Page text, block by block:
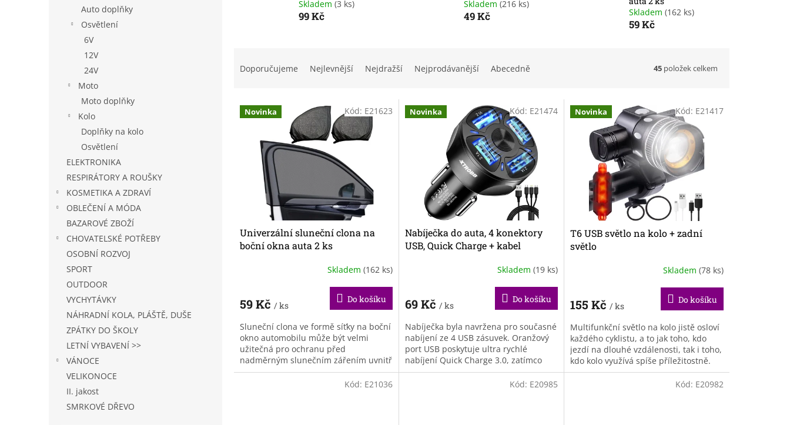
Auto doplňky
Osvětlení
6V
12V
24V
Moto
Moto doplňky
Kolo
Doplňky na kolo
Osvětlení
ELEKTRONIKA
RESPIRÁTORY A ROUŠKY
KOSMETIKA A ZDRAVÍ
OBLEČENÍ A MÓDA
BAZAROVÉ ZBOŽÍ
CHOVATELSKÉ POTŘEBY
OSOBNÍ ROZVOJ
SPORT
OUTDOOR
VYCHYTÁVKY
NÁHRADNÍ KOLA, PLÁŠTĚ, DUŠE
ZPÁTKY DO ŠKOLY
LETNÍ VYBAVENÍ >>
VÁNOCE
VELIKONOCE
II. jakost
SMRKOVÉ DŘEVO
Skladem (3 ks)
99 Kč
Skladem (216 ks)
49 Kč
Skladem (162 ks)
59 Kč
n
Doporučujeme Nejlevnější Nejdražší Nejprodávanější Abecedně 45 položek celkem
V
ý
k
Novinka
Univerzální sluneční clona na
boční okna auta 2 ks
Skladem (162 ks)
59 Kč / ks
Do košíku
Sluneční clona ve formě síťky na boční
okno automobilu může být velmi
užitečná pro ochranu před
nadměrným slunečním zářením uvnitř
vozidla, přičemž umožňuje proudění
Kód: E21623 Novinka
Nabíječka do auta, 4 konektory
USB, Quick Charge + kabel
Skladem (19 ks)
69 Kč / ks
Do košíku
Nabíječka byla navržena pro současné
nabíjení ze 4 USB zásuvek. Oranžový
port USB poskytuje ultra rychlé
nabíjení Quick Charge 3.0, zatímco
ostatní porty pracují na 2.1A. Díky...
Kód: E21474 Novinka
T6 USB světlo na kolo + zadní
světlo
Skladem (78 ks)
155 Kč / ks
Do košíku
Multifunkční světlo na kolo jistě osloví
každého cyklistu, a to jak toho, kdo
jezdí na dlouhé vzdálenosti, tak i toho,
kdo kolo využívá spíše příležitostně.
Kapacita baterie...
Kód: E21417
Kód: E21036 Kód: E20985 Kód: E20982